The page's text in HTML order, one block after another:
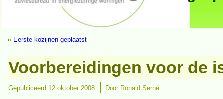
« Eerste kozijnen geplaatst
Voorbereidingen voor de
Gepubliceerd 12 oktober 2008 | Door Ronald Serné